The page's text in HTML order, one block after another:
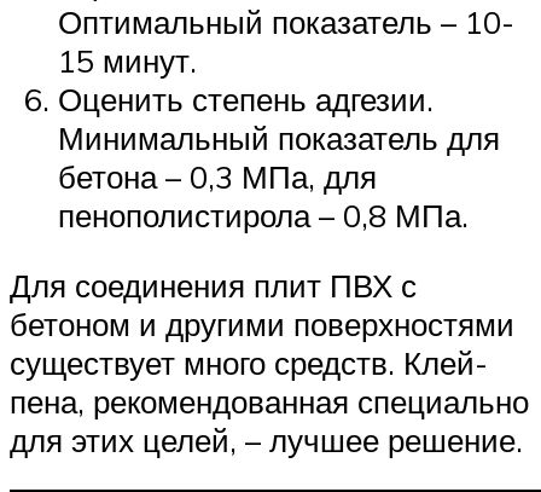
Оптимальный показатель – 10-
15 минут.
Оценить степень адгезии.
Минимальный показатель для
бетона – 0,3 МПа, для
пенополистирола – 0,8 МПа.
Для соединения плит ПВХ с
бетоном и другими поверхностями
существует много средств. Клей-
пена, рекомендованная специально
для этих целей, – лучшее решение.